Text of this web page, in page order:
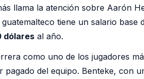
llama la atención sobre Aarón
tiene un salario base
dólares al año.
como uno de los jugadores
pagado del equipo. Benteke, con